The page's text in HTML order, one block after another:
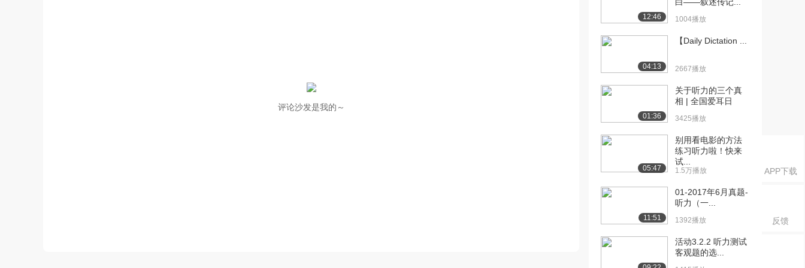
APP下载
反馈
评论沙发是我的～
12:46 1004播放
04:13
【Daily Dictation ...
2667播放
01:36
关于听力的三个真
相 | 全国爱耳日
3425播放
05:47
别用看电影的方法
练习听力啦！快来
试...
1.5万播放
11:51
01-2017年6月真题-
听力（一...
1392播放
活动3.2.2 听力测试
客观题的选...